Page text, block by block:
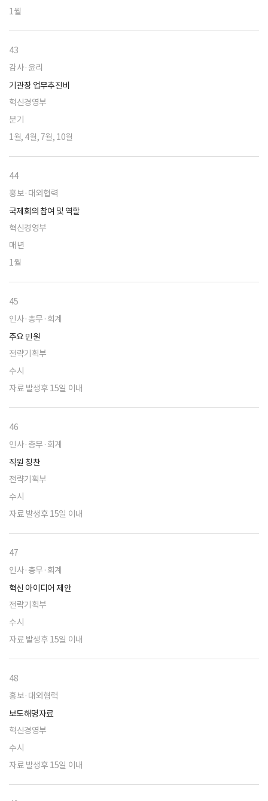
1월
43
감사·윤리
기관장 업무추진비
혁신경영부
분기
1월, 4월, 7월, 10월
44
홍보·대외협력
국제회의 참여 및 역할
혁신경영부
매년
1월
45
인사·총무·회계
주요 민원
전략기획부
수시
자료 발생후 15일 이내
46
인사·총무·회계
직원 칭찬
전략기획부
수시
자료 발생후 15일 이내
47
인사·총무·회계
혁신 아이디어 제안
전략기획부
수시
자료 발생후 15일 이내
48
홍보·대외협력
보도해명자료
혁신경영부
수시
자료 발생후 15일 이내